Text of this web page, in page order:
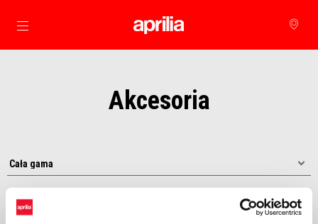
Idź do strony głównej
Akcesoria